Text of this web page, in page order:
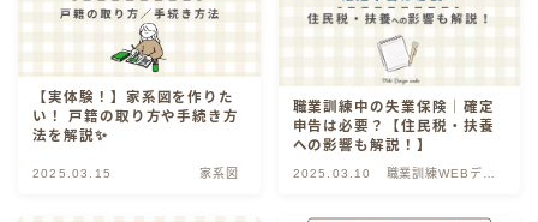
【実体験！】家系図を作りた
い！ 戸籍の取り方や手続き方
法を解説✨
2025.03.15 家系図
職業訓練中の失業保険｜確定
申告は必要？【住民税・扶養
への影響も解説！】
2025.03.10
職業訓練WEBデザ